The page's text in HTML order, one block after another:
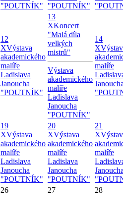
"POUTNÍK"
"POUTNÍK"
12
XVýstava
akademického
malíře
Ladislava
Janoucha
"POUTNÍK"
13
XKoncert
"Malá díla
velkých
mistrů"
Výstava
akademického
malíře
Ladislava
Janoucha
"POUTNÍK"
14
X
malíře
19
XVýstava
akademického
malíře
Ladislava
Janoucha
"POUTNÍK"
20
XVýstava
akademického
malíře
Ladislava
Janoucha
"POUTNÍK"
21
X
malíře
26 27 28